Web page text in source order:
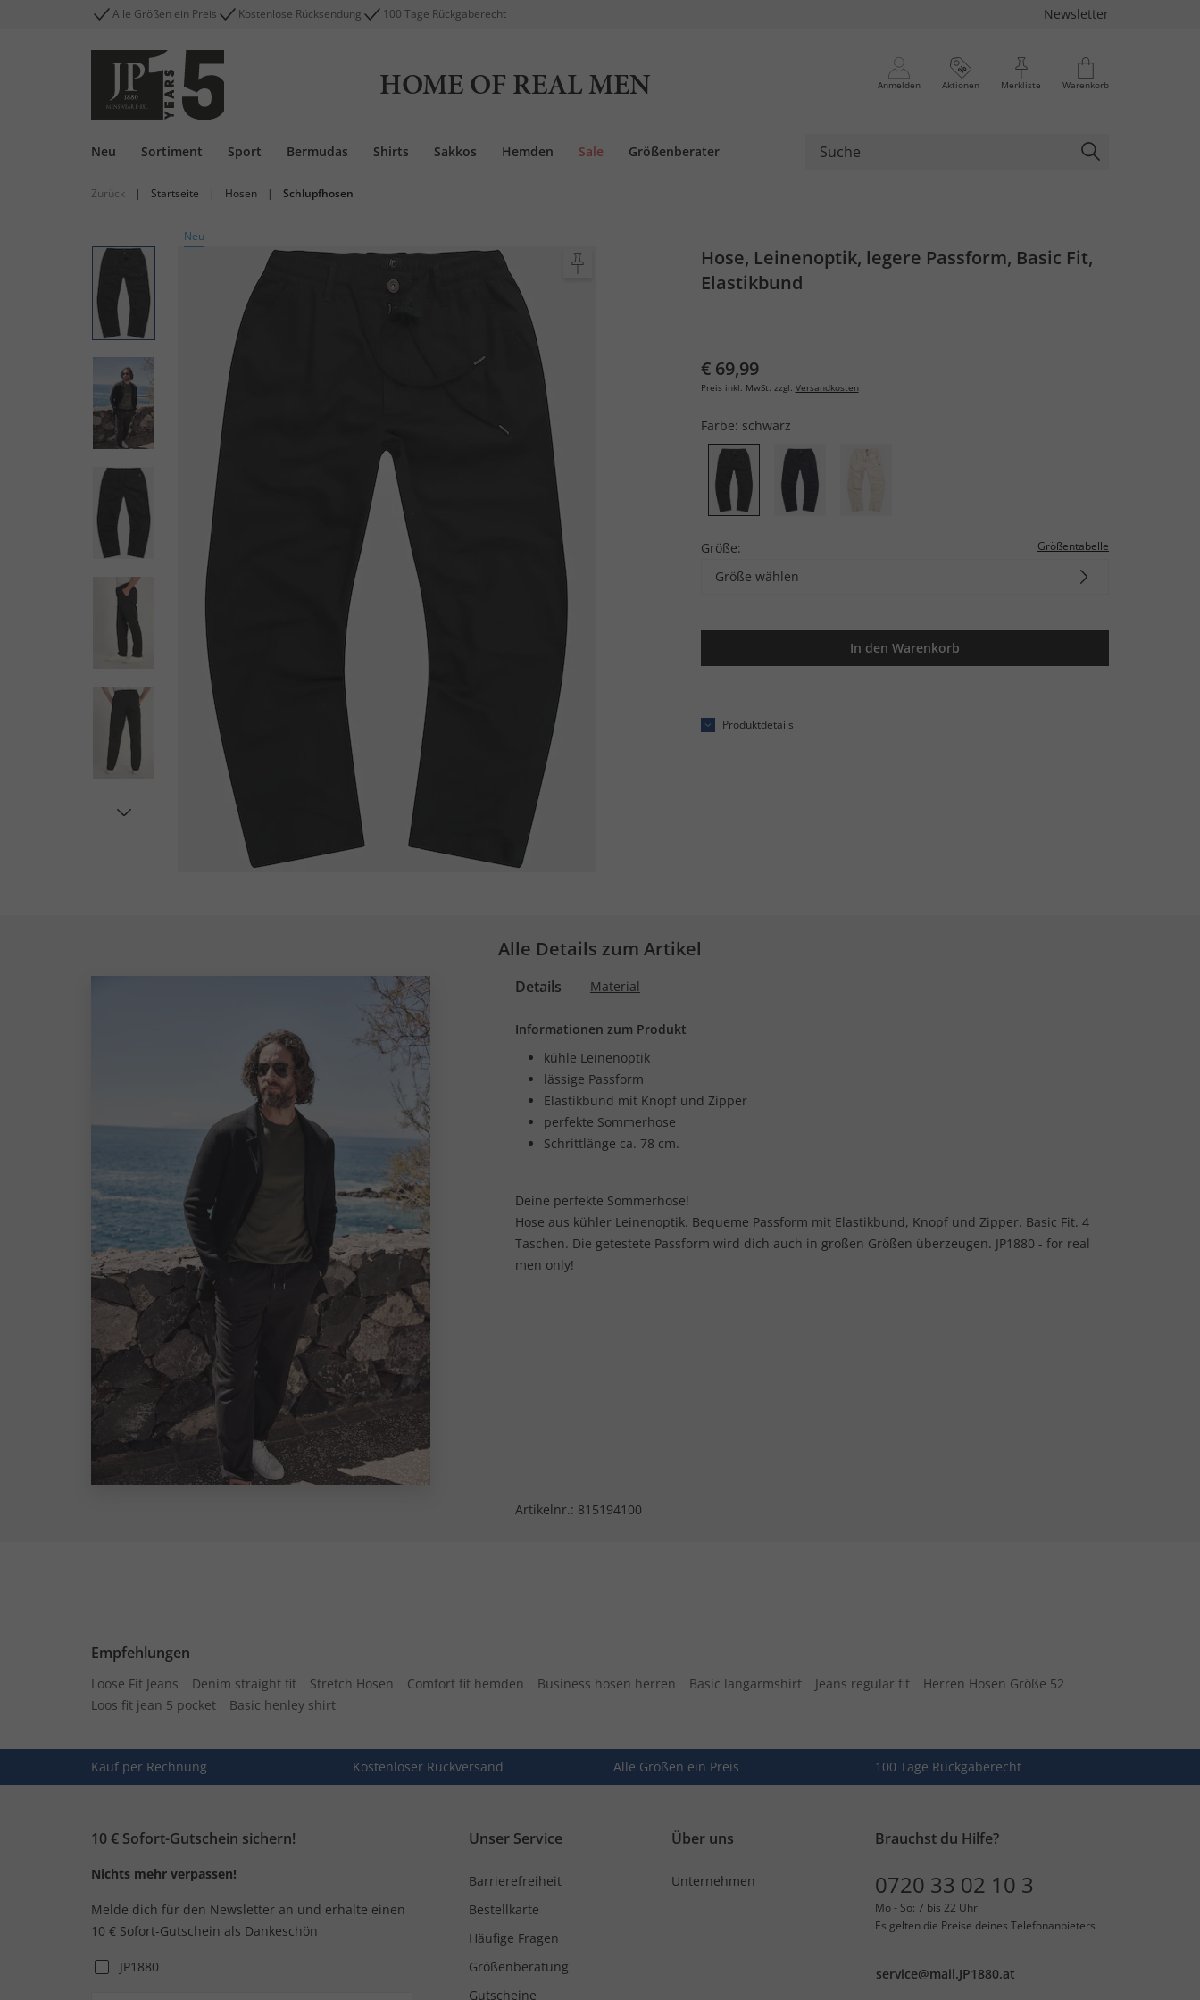
Alle Größen ein Preis Kostenlose Rücksendung 100 Tage Rückgaberecht Newsletter
HOME OF REAL MEN Anmelden Aktionen Merkliste Warenkorb
Neu Sortiment Sport Bermudas Shirts Sakkos Hemden Sale Größenberater
Zurück | Startseite | Hosen | Schlupfhosen
Neu
Hose, Leinenoptik, legere Passform, Basic Fit,
Elastikbund
€ 69,99
Preis inkl. MwSt. zzgl. Versandkosten
Farbe: schwarz
Größe: Größentabelle
Größe wählen
In den Warenkorb
Produktdetails
Alle Details zum Artikel
Details Material
Informationen zum Produkt
kühle Leinenoptik
lässige Passform
Elastikbund mit Knopf und Zipper
perfekte Sommerhose
Schrittlänge ca. 78 cm.
Deine perfekte Sommerhose!
Hose aus kühler Leinenoptik. Bequeme Passform mit Elastikbund, Knopf und Zipper. Basic Fit. 4
Taschen. Die getestete Passform wird dich auch in großen Größen überzeugen. JP1880 - for real
men only!
Artikelnr.: 815194100
Empfehlungen
Loose Fit Jeans Denim straight fit Stretch Hosen Comfort fit hemden Business hosen herren Basic langarmshirt Jeans regular fit
Herren Hosen Größe 52
Loos fit jean 5 pocket
Basic henley shirt
Kauf per Rechnung Kostenloser Rückversand Alle Größen ein Preis 100 Tage Rückgaberecht
10 € Sofort-Gutschein sichern!
Nichts mehr verpassen!
Melde dich für den Newsletter an und erhalte einen
10 € Sofort-Gutschein als Dankeschön
JP1880
Unser Service
Barrierefreiheit
Bestellkarte
Häufige Fragen
Größenberatung
Gutscheine
Über uns
Unternehmen
Brauchst du Hilfe?
0720 33 02 10 3
Mo - So: 7 bis 22 Uhr
Es gelten die Preise deines Telefonanbieters
service@mail.JP1880.at